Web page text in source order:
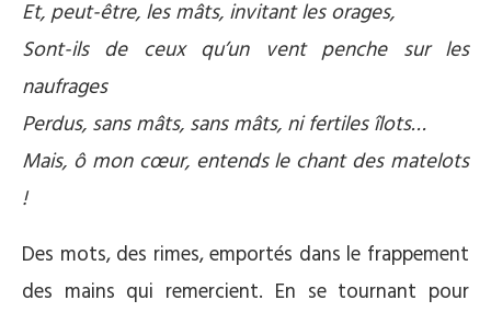
Et, peut-être, les mâts, invitant les orages,
Sont-ils de ceux qu’un vent penche sur les
naufrages
Perdus, sans mâts, sans mâts, ni fertiles îlots…
Mais, ô mon cœur, entends le chant des matelots
!
Des mots, des rimes, emportés dans le frappement
des mains qui remercient. En se tournant pour